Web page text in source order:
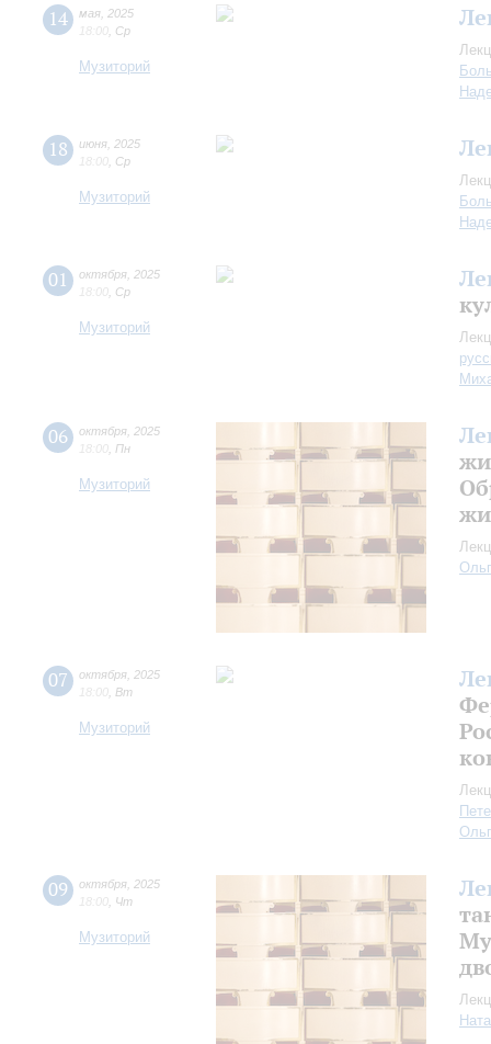
14 мая 2025
18:00 Ср
Музиторий
18 июня 2025
18:00 Ср
Музиторий
01 октября 2025
18:00 Ср
Музиторий
06 октября 2025
18:00 Пн
Музиторий
07 октября 2025
18:00 Вт
Музиторий
09 октября 2025
18:00 Чт
Музиторий